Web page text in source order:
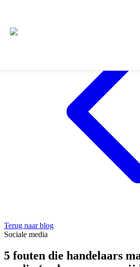
Terug naar blog
Sociale media
5 fouten die handelaars